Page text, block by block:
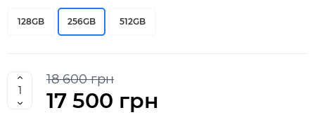
128GB 256GB 512GB
18 600 грн
17 500 грн